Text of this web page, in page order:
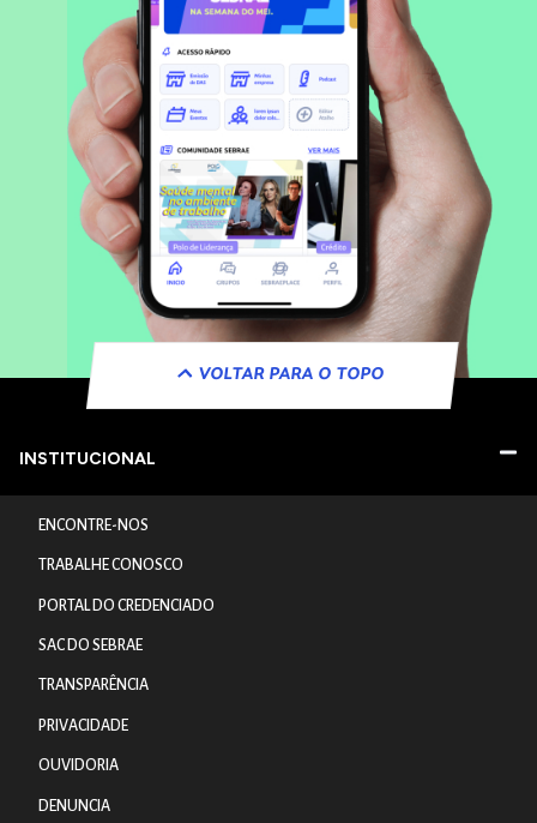
VOLTAR PARA O TOPO
INSTITUCIONAL
ENCONTRE-NOS
TRABALHE CONOSCO
PORTAL DO CREDENCIADO
SAC DO SEBRAE
TRANSPARÊNCIA
PRIVACIDADE
OUVIDORIA
DENUNCIA